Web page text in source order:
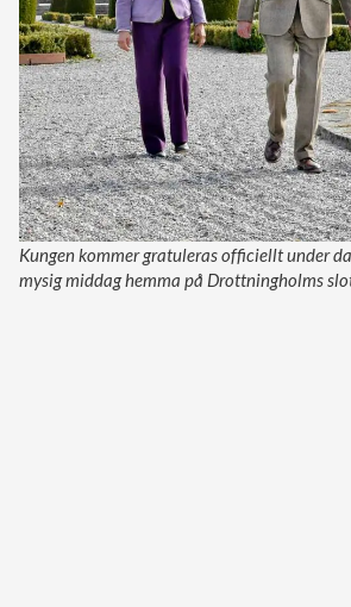
Kungen kommer gratuleras officiellt under
mysig middag hemma på Drottningholms